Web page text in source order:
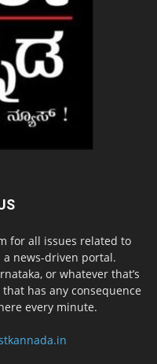
for all issues related to
a news-driven portal.
or whatever that’s
has any consequence
every minute.